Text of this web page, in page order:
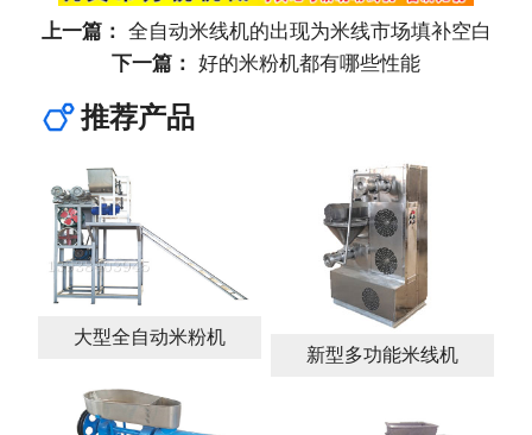
上一篇： 全自动米线机的出现为米线市场填补空白
下一篇： 好的米粉机都有哪些性能
推荐产品
大型全自动米粉机
新型多功能米线机